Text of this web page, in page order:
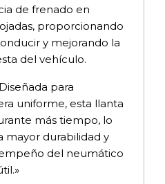
de frenado en
proporcionando
y mejorando la
del vehículo.
para
uniforme, esta llanta
más tiempo, lo
mayor durabilidad y
del neumático